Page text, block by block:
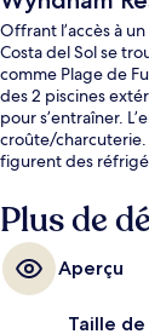
Offrant l’accès à
Costa del Sol se
comme Plage de
des 2 piscines
pour s’entraîner.
croûte/charcuterie.
figurent des
Plus de
Aperçu
Taille